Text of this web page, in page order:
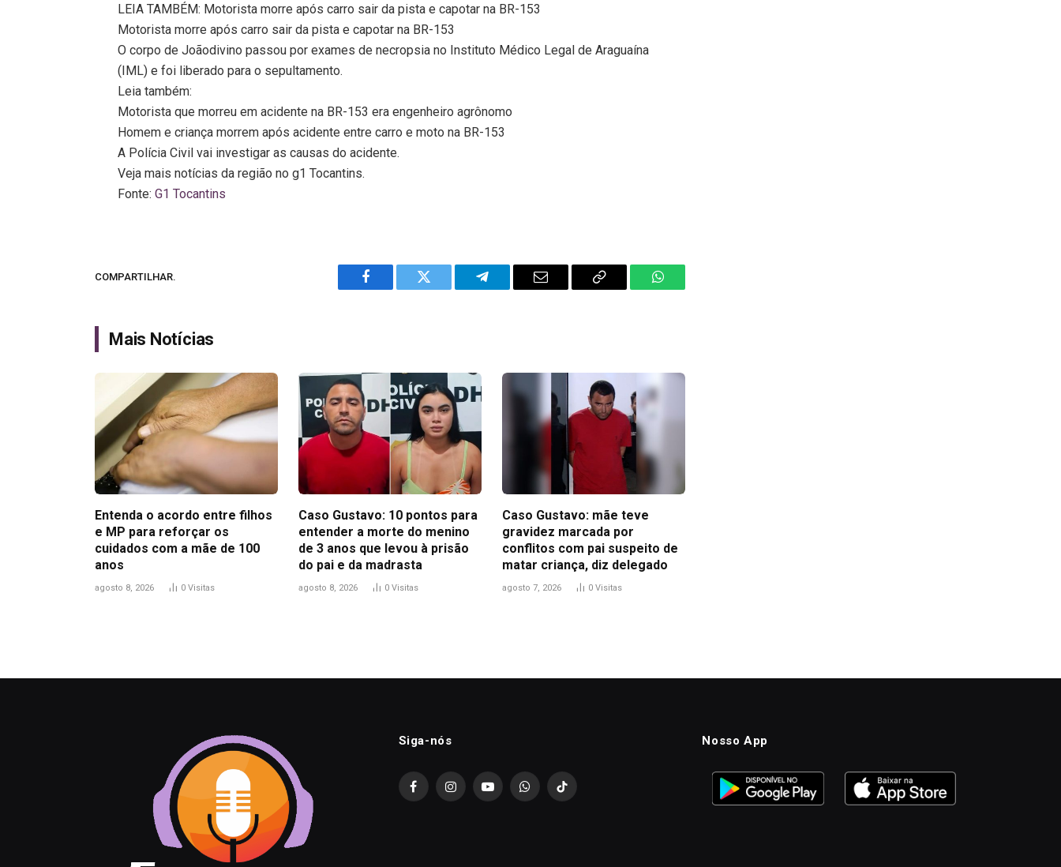
LEIA TAMBÉM: Motorista morre após carro sair da pista e capotar na BR-153
Motorista morre após carro sair da pista e capotar na BR-153
O corpo de Joãodivino passou por exames de necropsia no Instituto Médico Legal de Araguaína
(IML) e foi liberado para o sepultamento.
Leia também:
Motorista que morreu em acidente na BR-153 era engenheiro agrônomo
Homem e criança morrem após acidente entre carro e moto na BR-153
A Polícia Civil vai investigar as causas do acidente.
Veja mais notícias da região no g1 Tocantins.
Fonte:G1 Tocantins
COMPARTILHAR.
Facebook Twitter Telegram Email
Copy
WhatsApp
Mais Notícias
Entenda o acordo entre filhos
e MP para reforçar os
cuidados com a mãe de 100
anos
agosto 8, 2026 0 Visitas
Caso Gustavo: 10 pontos para
entender a morte do menino
de 3 anos que levou à prisão
do pai e da madrasta
agosto 8, 2026 0 Visitas
Caso Gustavo: mãe teve
gravidez marcada por
conflitos com pai suspeito de
matar criança, diz delegado
agosto 7, 2026 0 Visitas
Siga-nós
FacebookInstagramYouTubeWhatsAppTikTok
Nosso App